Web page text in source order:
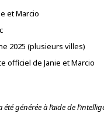
et Marcio
2025 (plusieurs villes)
officiel de Janie et Marcio
été générée à l’aide de